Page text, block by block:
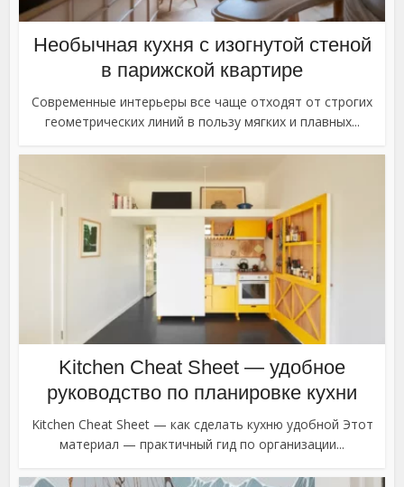
Необычная кухня с изогнутой стеной
в парижской квартире
Современные интерьеры все чаще отходят от строгих
геометрических линий в пользу мягких и плавных...
Kitchen Cheat Sheet — удобное
руководство по планировке кухни
Kitchen Cheat Sheet — как сделать кухню удобной Этот
материал — практичный гид по организации...